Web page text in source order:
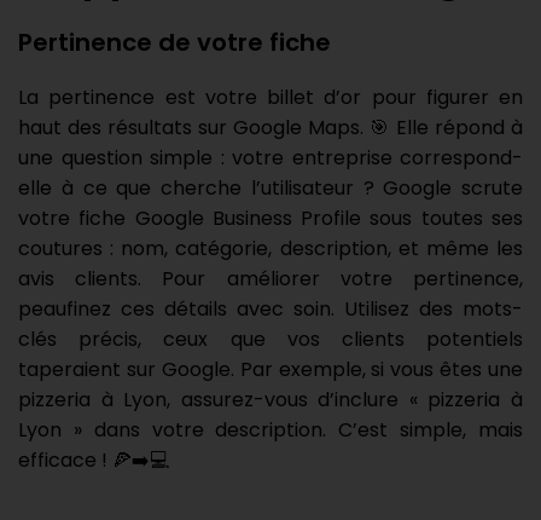
Pertinence de votre fiche
La pertinence est votre billet d’or pour figurer en
haut des résultats sur Google Maps. 🎯 Elle répond à
une question simple : votre entreprise correspond-
elle à ce que cherche l’utilisateur ? Google scrute
votre fiche Google Business Profile sous toutes ses
coutures : nom, catégorie, description, et même les
avis clients. Pour améliorer votre pertinence,
peaufinez ces détails avec soin. Utilisez des mots-
clés précis, ceux que vos clients potentiels
taperaient sur Google. Par exemple, si vous êtes une
pizzeria à Lyon, assurez-vous d’inclure « pizzeria à
Lyon » dans votre description. C’est simple, mais
efficace ! 🍕➡️💻